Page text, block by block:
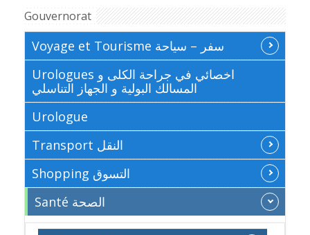
Gouvernorat
Voyage et Tourisme سفر – سياحة
Urologues اخصائي في جراحة الكلى و
المسالك البولية و الجهاز التناسلي
Urologue
Transport النقل
Shopping التسوق
Santé الصحة